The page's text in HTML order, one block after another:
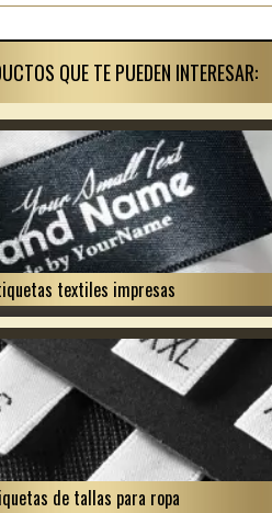
QUE TE PUEDEN INTERESAR:
textiles impresas
de tallas para ropa